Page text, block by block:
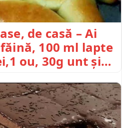
de casă – Ai
100 ml lapte
ou, 30g unt și…